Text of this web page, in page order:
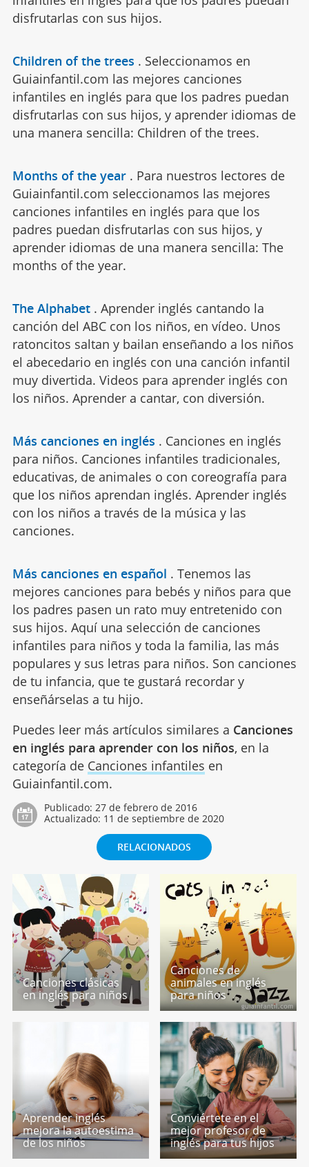
disfrutarlas con sus hijos.
Children of the trees . Seleccionamos en
Guiainfantil.com las mejores canciones
infantiles en inglés para que los padres puedan
disfrutarlas con sus hijos, y aprender idiomas de
una manera sencilla: Children of the trees.
Months of the year . Para nuestros lectores de
Guiainfantil.com seleccionamos las mejores
canciones infantiles en inglés para que los
padres puedan disfrutarlas con sus hijos, y
aprender idiomas de una manera sencilla: The
months of the year.
The Alphabet . Aprender inglés cantando la
canción del ABC con los niños, en vídeo. Unos
ratoncitos saltan y bailan enseñando a los niños
el abecedario en inglés con una canción infantil
muy divertida. Videos para aprender inglés con
los niños. Aprender a cantar, con diversión.
Más canciones en inglés . Canciones en inglés
para niños. Canciones infantiles tradicionales,
educativas, de animales o con coreografía para
que los niños aprendan inglés. Aprender inglés
con los niños a través de la música y las
canciones.
Más canciones en español . Tenemos las
mejores canciones para bebés y niños para que
los padres pasen un rato muy entretenido con
sus hijos. Aquí una selección de canciones
infantiles para niños y toda la familia, las más
populares y sus letras para niños. Son canciones
de tu infancia, que te gustará recordar y
enseñárselas a tu hijo.
Puedes leer más artículos similares a Canciones
en inglés para aprender con los niños, en la
categoría de Canciones infantiles en
Guiainfantil.com.
Publicado: 27 de febrero de 2016
Actualizado: 11 de septiembre de 2020
RELACIONADOS
Canciones clásicas
en inglés para niños
Canciones de
animales en inglés
para niños
Aprender inglés
mejora la autoestima
de los niños
Conviértete en el
mejor profesor de
inglés para tus hijos